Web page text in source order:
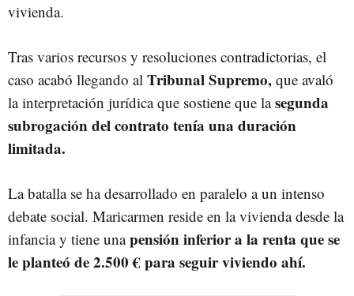
vivienda.
Tras varios recursos y resoluciones contradictorias, el
caso acabó llegando al Tribunal Supremo, que avaló
la interpretación jurídica que sostiene que lasegunda
subrogación del contrato tenía una duración
limitada.
La batalla se ha desarrollado en paralelo a un intenso
debate social. Maricarmen reside en la vivienda desde la
infancia y tiene unapensión inferior a la renta que se
le planteó de 2.500 € para seguir viviendo ahí.